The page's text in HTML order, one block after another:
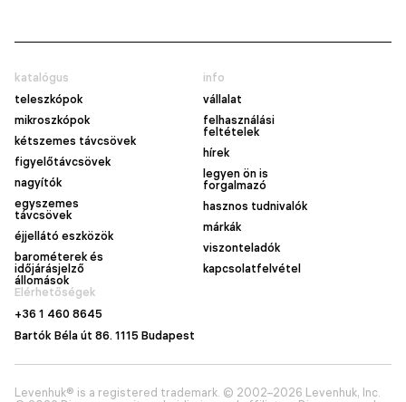
katalógus
teleszkópok
mikroszkópok
kétszemes távcsövek
figyelőtávcsövek
nagyítók
egyszemes
távcsövek
éjjellátó eszközök
barométerek és
időjárásjelző
állomások
info
vállalat
felhasználási
feltételek
hírek
legyen ön is
forgalmazó
hasznos tudnivalók
márkák
viszonteladók
kapcsolatfelvétel
Elérhetőségek
+36 1 460 8645
Bartók Béla út 86. 1115 Budapest
Levenhuk® is a registered trademark. © 2002–2026 Levenhuk, Inc.